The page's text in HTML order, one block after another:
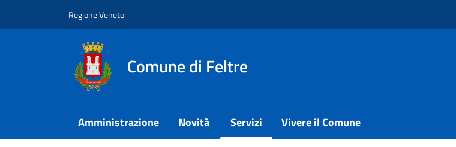
Regione Veneto
Comune di Feltre
Amministrazione Novità Servizi Vivere il Comune